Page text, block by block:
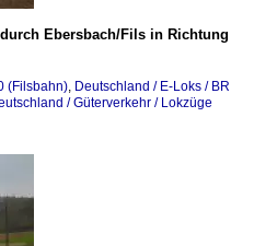
durch Ebersbach/Fils in Richtung
(Filsbahn), Deutschland / E-Loks / BR
/ Güterverkehr / Lokzüge